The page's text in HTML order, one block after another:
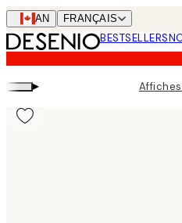
Skip
to
main
content.
CAN FRANÇAIS
BESTSELLERS
▸